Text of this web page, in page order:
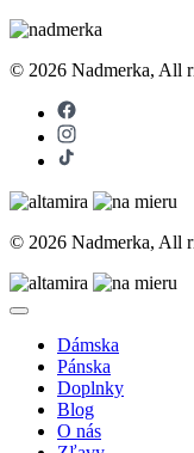
© 2026 Nadmerka, All
© 2026 Nadmerka, All
Dámska
Pánska
Doplnky
Blog
O nás